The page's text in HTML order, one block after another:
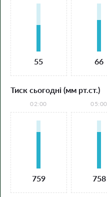
55 66
Тиск сьогодні (мм рт.ст.)
02:00
759
05:00
758